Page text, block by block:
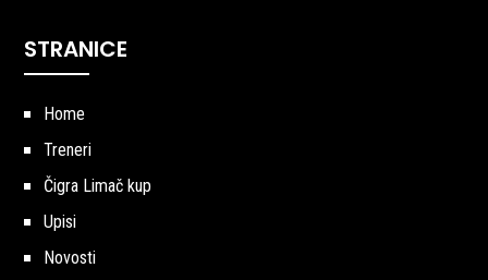
STRANICE
Home
Treneri
Čigra Limač kup
Upisi
Novosti